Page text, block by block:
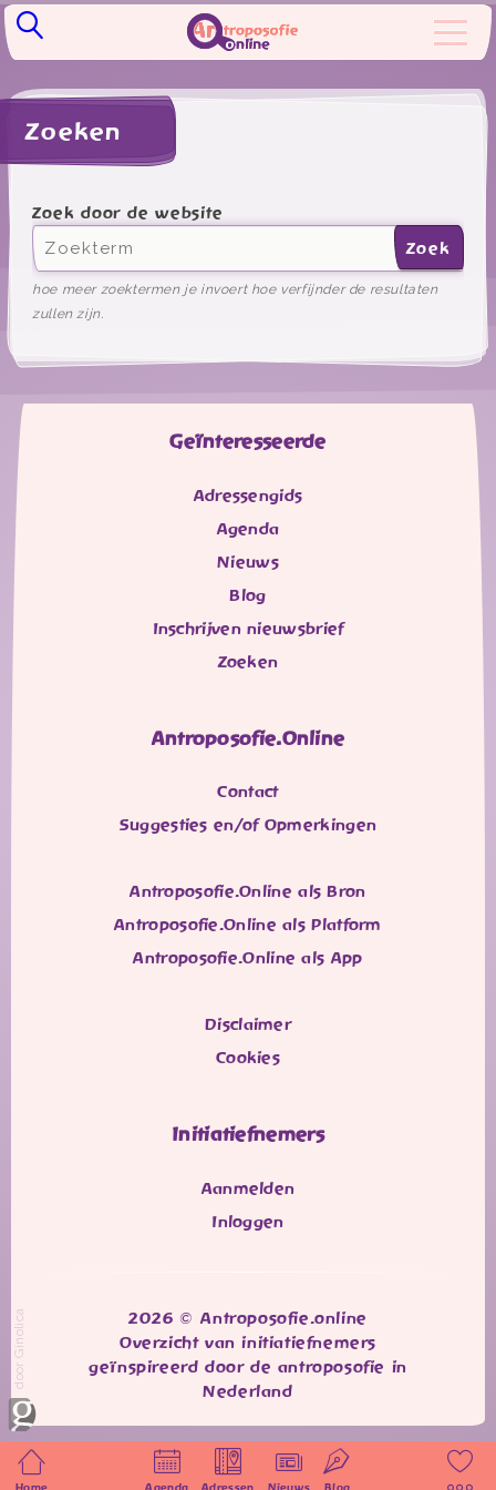
Zoeken
Zoek door de website
Zoek
hoe meer zoektermen je invoert hoe verfijnder de resultaten
zullen zijn.
Geïnteresseerde
Adressengids
Agenda
Nieuws
Blog
Inschrijven nieuwsbrief
Zoeken
Antroposofie.Online
Contact
Suggesties en/of Opmerkingen
Antroposofie.Online als Bron
Antroposofie.Online als Platform
Antroposofie.Online als App
Disclaimer
Cookies
Initiatiefnemers
Aanmelden
Inloggen
2026 © Antroposofie.online
Overzicht van initiatiefnemers
geïnspireerd door de antroposofie in
Nederland
door Ginolica
Home Agenda Adressen Nieuws Blog